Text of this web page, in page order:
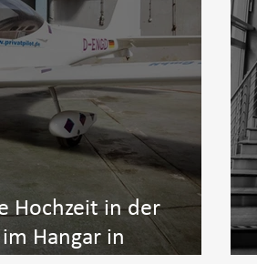
Hochzeit in der
Hangar in